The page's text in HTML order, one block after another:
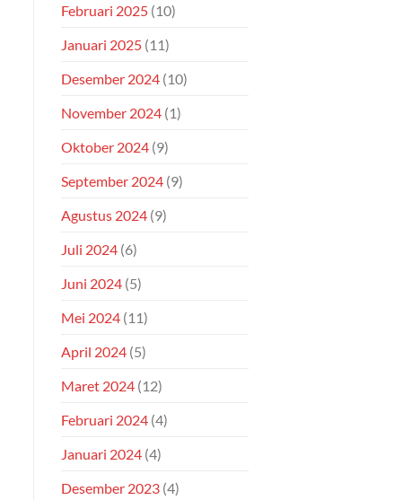
Februari 2025 (10)
Januari 2025 (11)
Desember 2024 (10)
November 2024 (1)
Oktober 2024 (9)
September 2024 (9)
Agustus 2024 (9)
Juli 2024 (6)
Juni 2024 (5)
Mei 2024 (11)
April 2024 (5)
Maret 2024 (12)
Februari 2024 (4)
Januari 2024 (4)
Desember 2023 (4)